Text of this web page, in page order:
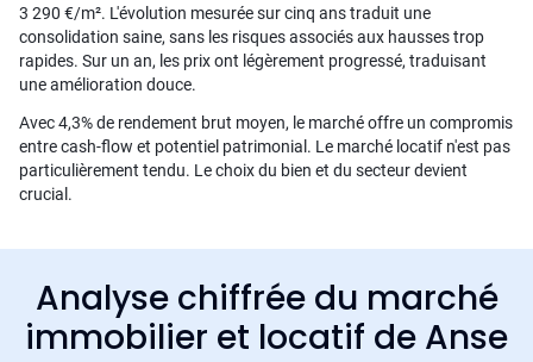
3 290 €/m². L'évolution mesurée sur cinq ans traduit une
consolidation saine, sans les risques associés aux hausses trop
rapides. Sur un an, les prix ont légèrement progressé, traduisant
une amélioration douce.
Avec 4,3% de rendement brut moyen, le marché offre un compromis
entre cash-flow et potentiel patrimonial. Le marché locatif n'est pas
particulièrement tendu. Le choix du bien et du secteur devient
crucial.
Analyse chiffrée du marché
immobilier et locatif de Anse